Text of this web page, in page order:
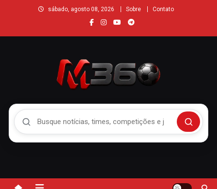
sábado, agosto 08, 2026 Sobre Contato
Buscar